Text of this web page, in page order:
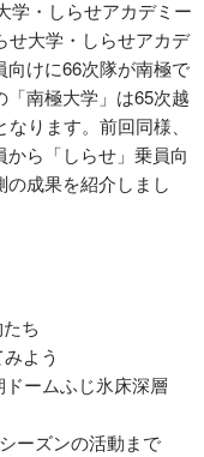
学・しらせアカデミー
せ大学・しらせアカデ
向けに66次隊が南極で
南極大学」は65次越
ります。前回同様、
ら「しらせ」乗員向
成果を紹介しまし
ち
よう
ームふじ氷床深層
ンの活動まで